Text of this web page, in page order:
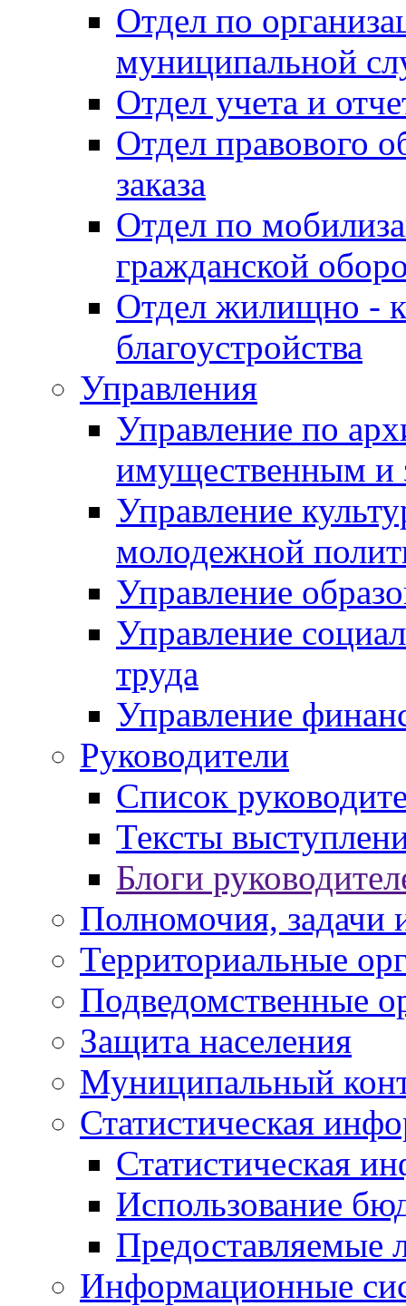
Отдел по
муниципальной
Отдел учета и
Отдел правового
заказа
Отдел по
гражданской
Отдел жилищно -
благоустройства
Управления
Управление по
имущественным и
Управление
молодежной
Управление
Управление
труда
Управление
Руководители
Список
Тексты
Блоги
Полномочия, задачи
Территориальные
Подведомственные
Защита населения
Муниципальный
Статистическая
Статистическая
Использование
Предоставляемые
Информационные